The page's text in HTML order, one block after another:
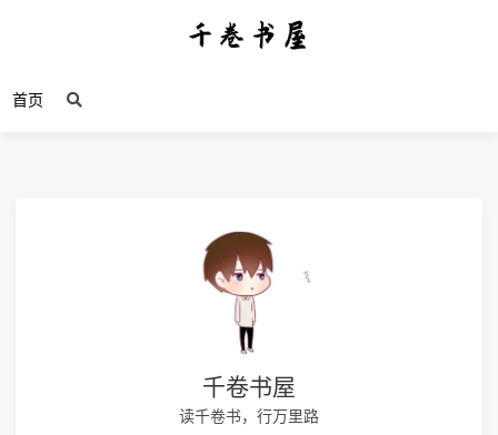
首页
千卷书屋
读千卷书，行万里路